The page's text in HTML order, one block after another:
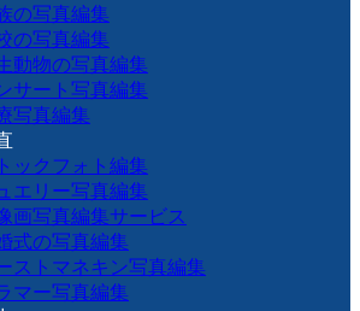
の写真編集
の写真編集
動物の写真編集
サート写真編集
写真編集
ックフォト編集
エリー写真編集
画写真編集サービス
式の写真編集
ストマネキン写真編集
マー写真編集